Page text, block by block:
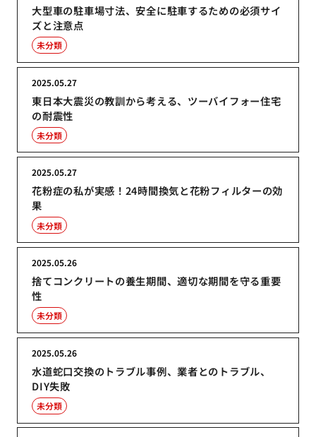
大型車の駐車場寸法、安全に駐車するための必須サイ
ズと注意点
未分類
東日本大震災の教訓から考える、ツーバイフォー住宅
の耐震性
2025.05.27
未分類
花粉症の私が実感！24時間換気と花粉フィルターの効
果
2025.05.27
未分類
捨てコンクリートの養生期間、適切な期間を守る重要
性
2025.05.26
未分類
水道蛇口交換のトラブル事例、業者とのトラブル、
DIY失敗
2025.05.26
未分類